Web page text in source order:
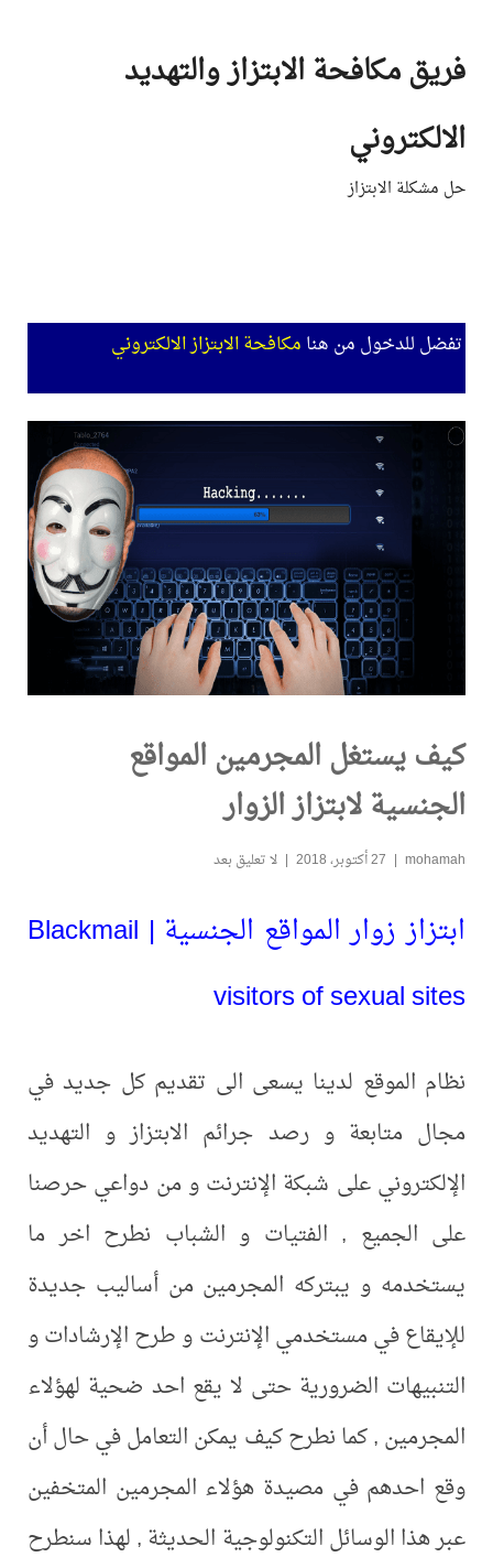
contentفريق مكافحة الابتزاز والتهديد
الالكتروني
حل مشكلة الابتزاز
تفضل للدخول من هنا مكافحة الابتزاز الالكتروني
كيف يستغل المجرمين المواقع
الجنسية لابتزاز الزوار
mohamah 27 أكتوبر، 2018 لا تعليق بعد
ابتزاز زوار المواقع الجنسية | Blackmail
visitors of sexual sites
نظام الموقع لدينا يسعى الى تقديم كل جديد في
مجال متابعة و رصد جرائم الابتزاز و التهديد
الإلكتروني على شبكة الإنترنت و من دواعي حرصنا
على الجميع , الفتيات و الشباب نطرح اخر ما
يستخدمه و يبتركه المجرمين من أساليب جديدة
للإيقاع في مستخدمي الإنترنت و طرح الإرشادات و
التنبيهات الضرورية حتى لا يقع احد ضحية لهؤلاء
المجرمين , كما نطرح كيف يمكن التعامل في حال أن
وقع احدهم في مصيدة هؤلاء المجرمين المتخفين
عبر هذا الوسائل التكنولوجية الحديثة , لهذا سنطرح